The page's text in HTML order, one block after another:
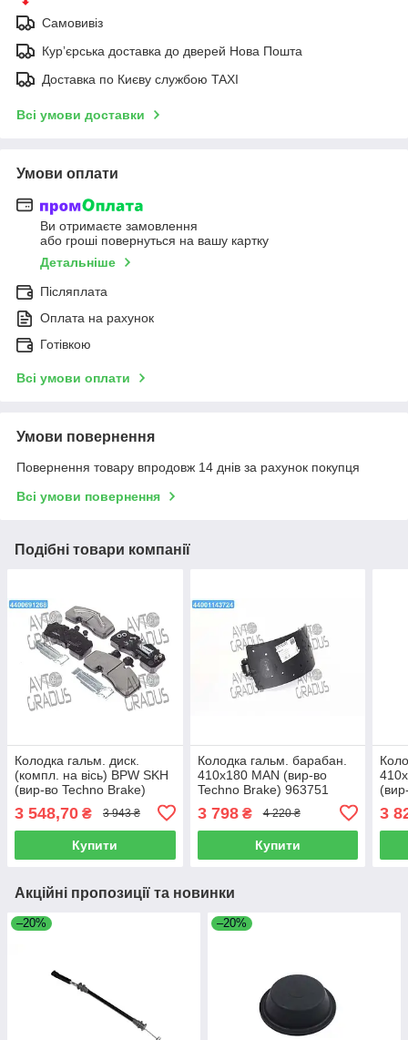
Самовивіз
Курʼєрська доставка до дверей Нова Пошта
Доставка по Києву службою TAXI
Всі умови доставки
Умови оплати
Ви отримаєте замовлення
або гроші повернуться на вашу картку
Детальніше
Післяплата
Оплата на рахунок
Готівкою
Всі умови оплати
Умови повернення
Повернення товару впродовж 14 днів за рахунок покупця
Всі умови повернення
Подібні товари компанії
Колодка гальм. диск.
(компл. на вiсь) BPW SKH
(вир-во Techno Brake)
3 548,70 ₴ 3 943 ₴
Купити
Колодка гальм. барабан.
410x180 MAN (вир-во
Techno Brake) 963751
3 798₴ 4 220 ₴
Купити
3
Акційні пропозиції та новинки
–20% –20%